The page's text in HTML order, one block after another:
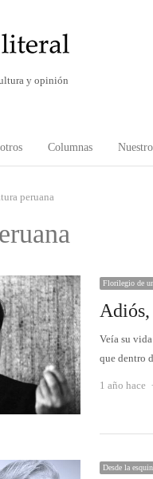
y opinión
Columnas
peruana
Florilegio de
Veía su
que dentro
1 año hace
Desde la